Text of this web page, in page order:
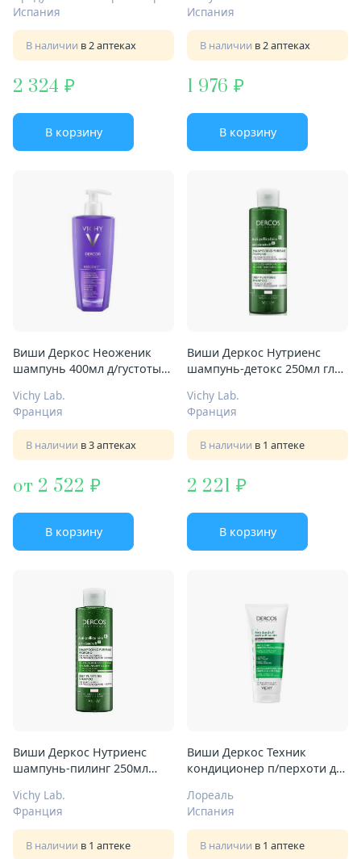
Испания
В наличии в 2 аптеках
2 324
В корзину
Испания
В наличии в 2 аптеках
1 976
В корзину
Виши Деркос Неоженик
шампунь 400мл д/густоты
Vichy Lab.
Франция
В наличии в 3 аптеках
от 2 522
В корзину
Виши Деркос Нутриенс
шампунь-детокс 250мл глуб
Vichy Lab.
Франция
В наличии в 1 аптеке
2 221
В корзину
Виши Деркос Нутриенс
шампунь-пилинг 250мл
Vichy Lab.
Франция
В наличии в 1 аптеке
Виши Деркос Техник
кондиционер п/перхоти д/
увлажн
Лореаль
Испания
В наличии в 1 аптеке